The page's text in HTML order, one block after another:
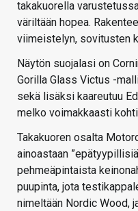
takakuorella
väriltään hopea.
viimeistelyn, sovitusten
Näytön suojalasi on
Gorilla Glass Victus -
sekä lisäksi kaareutuu
melko voimakkaasti
Takakuoren osalta
ainoastaan
pehmeäpintaista
puupinta, jota
nimeltään Nordic Wood,